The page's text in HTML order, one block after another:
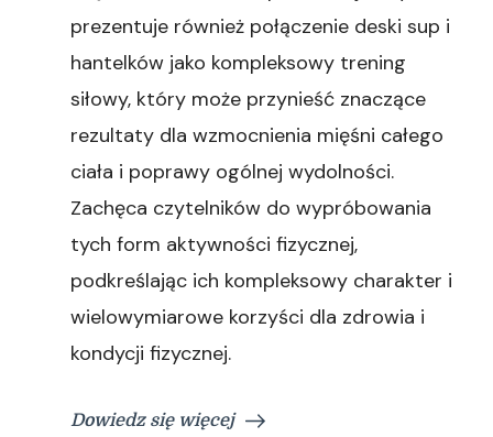
prezentuje również połączenie deski sup i
hantelków jako kompleksowy trening
siłowy, który może przynieść znaczące
rezultaty dla wzmocnienia mięśni całego
ciała i poprawy ogólnej wydolności.
Zachęca czytelników do wypróbowania
tych form aktywności fizycznej,
podkreślając ich kompleksowy charakter i
wielowymiarowe korzyści dla zdrowia i
kondycji fizycznej.
Dowiedz się więcej